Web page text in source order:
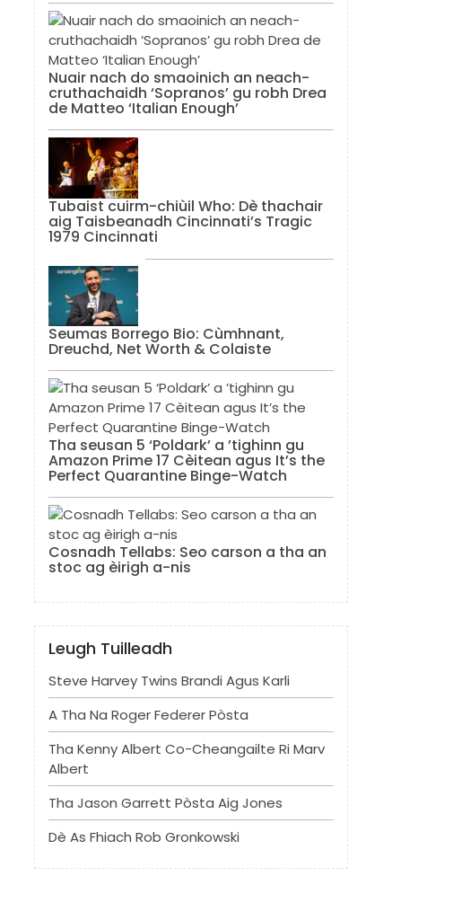
Nuair nach do smaoinich an neach-
cruthachaidh ‘Sopranos’ gu robh Drea
de Matteo ‘Italian Enough’
Tubaist cuirm-chiùil Who: Dè thachair
aig Taisbeanadh Cincinnati’s Tragic
1979 Cincinnati
Seumas Borrego Bio: Cùmhnant,
Dreuchd, Net Worth & Colaiste
Tha seusan 5 ‘Poldark’ a ’tighinn gu
Amazon Prime 17 Cèitean agus It’s the
Perfect Quarantine Binge-Watch
Cosnadh Tellabs: Seo carson a tha an
stoc ag èirigh a-nis
Leugh Tuilleadh
Steve Harvey Twins Brandi Agus Karli
A Tha Na Roger Federer Pòsta
Tha Kenny Albert Co-Cheangailte Ri Marv
Albert
Tha Jason Garrett Pòsta Aig Jones
Dè As Fhiach Rob Gronkowski